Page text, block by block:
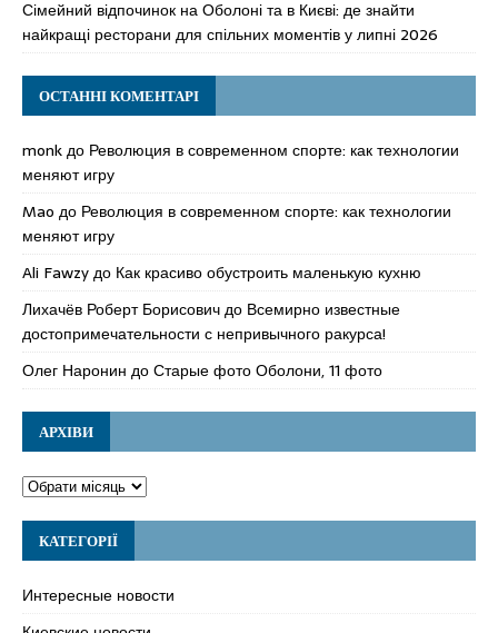
Сімейний відпочинок на Оболоні та в Києві: де знайти
найкращі ресторани для спільних моментів у липні 2026
ОСТАННІ КОМЕНТАРІ
monkдо Революция в современном спорте: как технологии
меняют игру
Mao до Революция в современном спорте: как технологии
меняют игру
Ali Fawzyдо Как красиво обустроить маленькую кухню
Лихачёв Роберт Борисовичдо Всемирно известные
достопримечательности с непривычного ракурса!
Олег Наронин доСтарые фото Оболони, 11 фото
АРХІВИ
КАТЕГОРІЇ
Интересные новости